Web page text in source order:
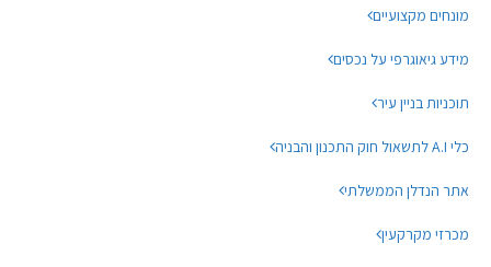
מונחים מקצועיים
מידע גיאוגרפי על נכסים
תוכניות בניין עיר
כלי A.I לתשאול חוק התכנון והבניה
אתר הנדלן הממשלתי
מכרזי מקרקעין